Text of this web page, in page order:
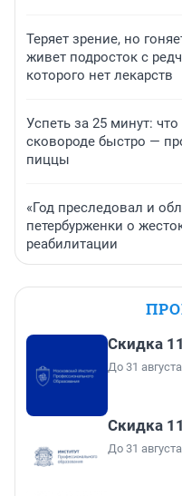
Теряет зрение, но
живет подросток с
которого нет лекарств
Успеть за 25 минут:
сковороде быстро —
пиццы
«Год преследовал и
петербурженки о
реабилитации
Скидка
До 31
Скидка
До 31